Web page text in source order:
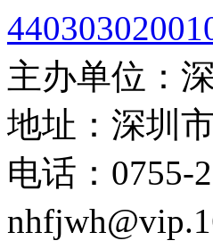
主办单位：
地址：深圳
电话：